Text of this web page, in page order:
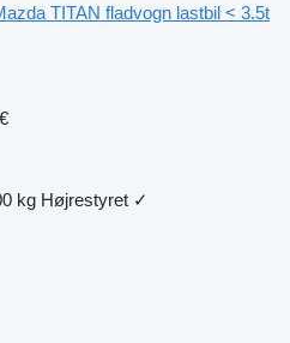
TITAN fladvogn lastbil < 3.5t
kg Højrestyret ✓